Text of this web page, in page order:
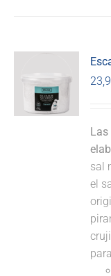
Las
sal
el